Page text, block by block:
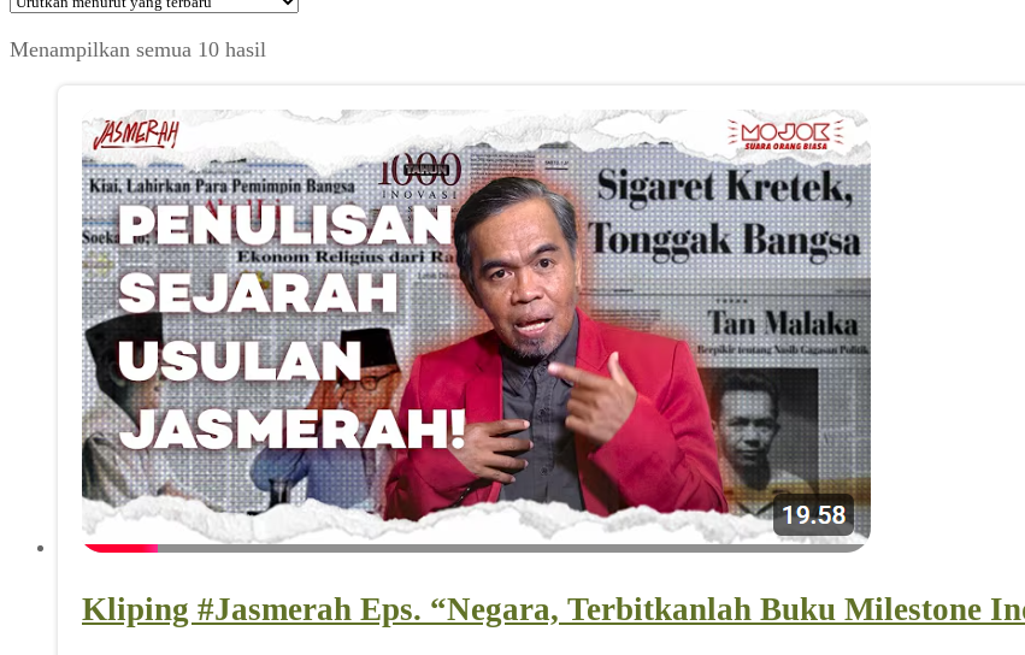
Menampilkan semua 10 hasil
yang
Kliping #Jasmerah Eps. “Negara, Terbitkanlah Buku Milestone